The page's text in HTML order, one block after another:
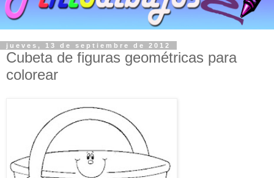
jueves, 13 de septiembre de 2012
Cubeta de figuras geométricas para
colorear